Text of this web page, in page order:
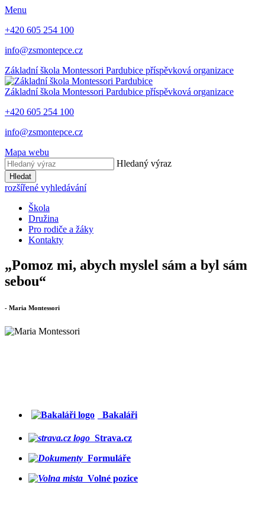
Menu
+420 605 254 100
info@zsmontepce.cz
Základní škola Montessori Pardubice příspěvková organizace
Základní škola Montessori Pardubice příspěvková organizace
+420 605 254 100
info@zsmontepce.cz
Mapa webu
Hledaný výraz
Hledat
rozšířené vyhledávání
Škola
Družina
Pro rodiče a žáky
Kontakty
„Pomoz mi, abych myslel sám a byl sám
sebou“
- Maria Montessori
Bakaláři
Strava.cz
Formuláře
Volné pozice